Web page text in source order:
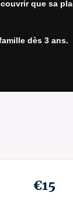
que sa
dès 3 ans.
€15